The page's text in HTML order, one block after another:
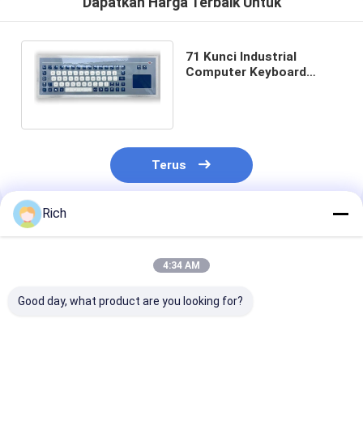
71 Kunci Industrial
Computer Keyboard
Terus
Rekomendasi Produk
Rich
4:34 AM
Good day, what product are you looking for?